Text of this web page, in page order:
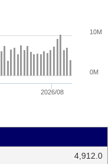
2026/08
0M
10M
4,912.0